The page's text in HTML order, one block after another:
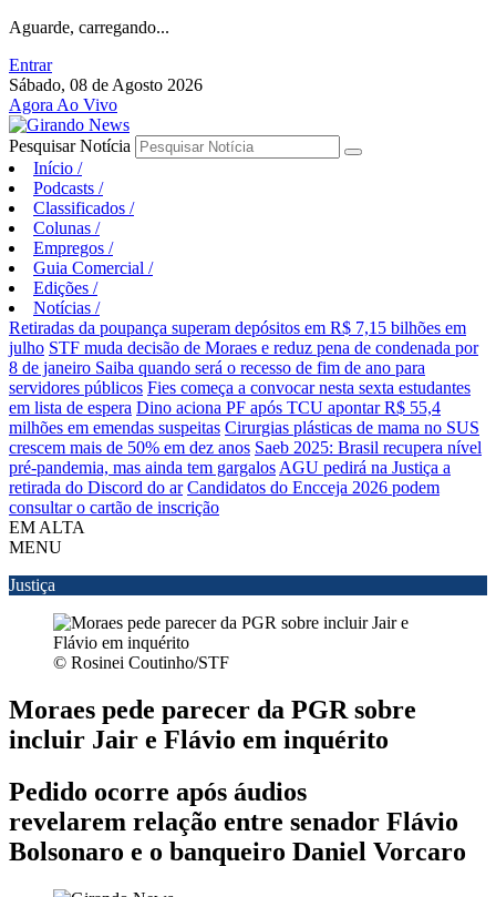
Aguarde, carregando...
Entrar
Sábado, 08 de Agosto 2026
Agora Ao Vivo
Pesquisar Notícia
Início /
Podcasts /
Classificados /
Colunas /
Empregos /
Guia Comercial /
Edições /
Notícias /
Retiradas da poupança superam depósitos em R$ 7,15 bilhões em
julho STF muda decisão de Moraes e reduz pena de condenada por
8 de janeiro Saiba quando será o recesso de fim de ano para
servidores públicos Fies começa a convocar nesta sexta estudantes
em lista de espera Dino aciona PF após TCU apontar R$ 55,4
milhões em emendas suspeitas Cirurgias plásticas de mama no SUS
crescem mais de 50% em dez anos Saeb 2025: Brasil recupera nível
pré-pandemia, mas ainda tem gargalos AGU pedirá na Justiça a
retirada do Discord do ar Candidatos do Encceja 2026 podem
consultar o cartão de inscrição
EM ALTA
MENU
Justiça
© Rosinei Coutinho/STF
Moraes pede parecer da PGR sobre
incluir Jair e Flávio em inquérito
Pedido ocorre após áudios
revelarem relação entre senador Flávio
Bolsonaro e o banqueiro Daniel Vorcaro